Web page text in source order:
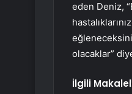
eden Deniz,
olacaklar”
İlgili